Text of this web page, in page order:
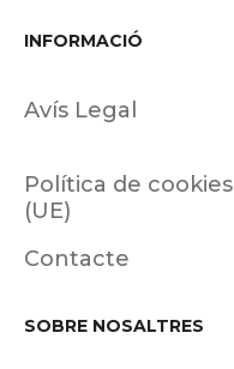
INFORMACIÓ
Avís Legal
Política de cookies
(UE)
Contacte
SOBRE NOSALTRES